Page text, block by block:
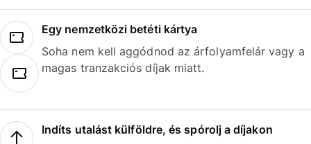
Egy nemzetközi betéti kártya
Soha nem kell aggódnod az árfolyamfelár vagy a
magas tranzakciós díjak miatt.
Indíts utalást külföldre, és spórolj a díjakon